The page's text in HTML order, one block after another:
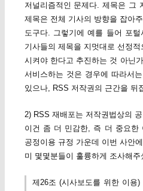
저널리즘적인 문제다. 제목은 그
제목은 전체 기사의 방향을 잡아
도구다. 그렇기에 예를 들어 포
기사들의 제목을 지멋대로 선정
시켜야 한다고 추진하는 것 아닌
서비스하는 것은 경우에 따라서
있으나, RSS 저작권의 근간을 뒤
2) RSS 재배포는 저작권법상의
이건 좀 더 민감한, 즉 더 중요한
공정이용 규정 가운데 이번 사안
미 몇몇분들이 훌륭하게 조사해
제26조 (시사보도를 위한 이용